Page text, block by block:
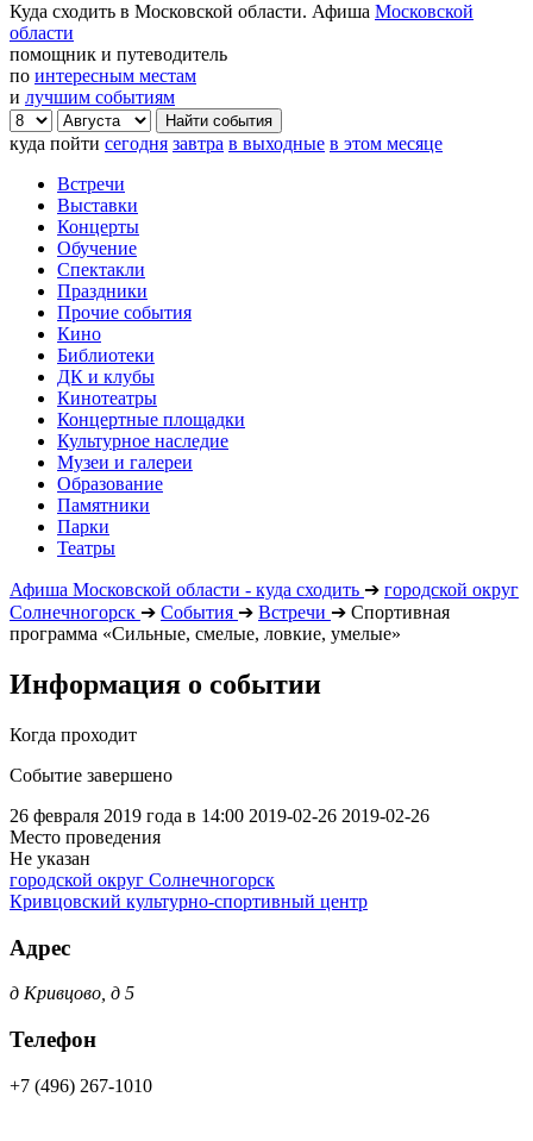
Куда сходить в Московской области. Афиша Московской
области
помощник и путеводитель
по интересным местам
и лучшим событиям
куда пойти сегодня завтра в выходные в этом месяце
Встречи
Выставки
Концерты
Обучение
Спектакли
Праздники
Прочие события
Кино
Библиотеки
ДК и клубы
Кинотеатры
Концертные площадки
Культурное наследие
Музеи и галереи
Образование
Памятники
Парки
Театры
Афиша Московской области - куда сходить ➔ городской округ
Солнечногорск ➔ События ➔ Встречи ➔ Спортивная
программа «Сильные, смелые, ловкие, умелые»
Информация о событии
Когда проходит
Событие завершено
26 февраля 2019 года в 14:00 2019-02-26 2019-02-26
Место проведения
Не указан
городской округ Солнечногорск
Кривцовский культурно-спортивный центр
Адрес
д Кривцово, д 5
Телефон
+7 (496) 267-1010